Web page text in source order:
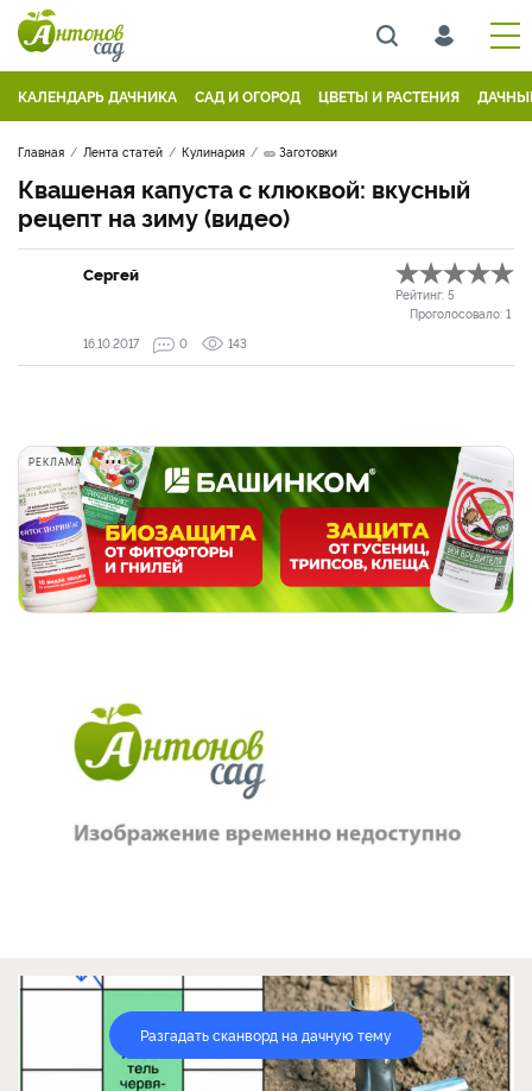
КАЛЕНДАРЬ ДАЧНИКА САД И ОГОРОД ЦВЕТЫ И РАСТЕНИЯ
Главная Лента статей Кулинария 🥒 Заготовки
Квашеная капуста с клюквой: вкусный
рецепт на зиму (видео)
Сергей
Рейтинг: 5
Проголосовало: 1
16.10.2017
0 143
РЕКЛАМА
Разгадать сканворд на дачную тему